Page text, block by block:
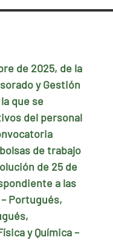
de 2025, de la
y Gestión
que se
del personal
de trabajo
de 25 de
a las
Portugués,
y Química –